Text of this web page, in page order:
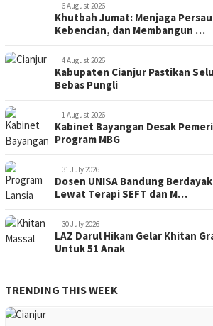
6 August 2026
Khutbah Jumat: Menjaga
Kebencian, dan Membangun …
4 August 2026
Kabupaten Cianjur Pastikan
Bebas Pungli
1 August 2026
Kabinet Bayangan Desak
Program MBG
31 July 2026
Dosen UNISA Bandung
Lewat Terapi SEFT dan M…
30 July 2026
LAZ Darul Hikam Gelar Khitan
Untuk 51 Anak
TRENDING THIS WEEK